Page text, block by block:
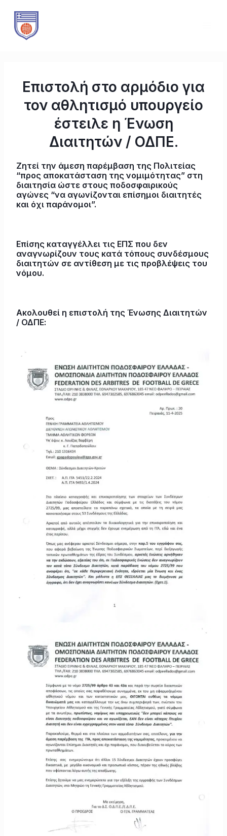
περιεχόμενο
Επιστολή στο αρμόδιο για
τον αθλητισμό υπουργείο
έστειλε η Ένωση
Διαιτητών / ΟΔΠΕ.
Ζητεί την άμεση παρέμβαση της Πολιτείας
“προς αποκατάσταση της νομιμότητας” στη
διαιτησία ώστε στους ποδοσφαιρικούς
αγώνες “να αγωνίζονται επίσημοι διαιτητές
και όχι παράνομοι”.
Επίσης καταγγέλλει τις ΕΠΣ που δεν
αναγνωρίζουν τους κατά τόπους συνδέσμους
διαιτητών σε αντίθεση με τις προβλέψεις του
νόμου.
Ακολουθεί η επιστολή της Ένωσης Διαιτητών
/ ΟΔΠΕ:
άρθρων